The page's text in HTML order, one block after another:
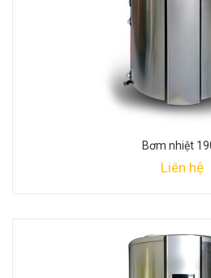
Bơm nhiệt
Liên hệ